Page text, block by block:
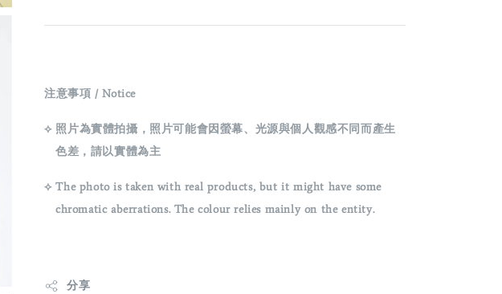
注意事項 / Notice
⟡ 照片為實體拍攝，照片可能會因螢幕、光源與個人觀感不同而產生
色差，請以實體為主
⟡ The photo is taken with real products, but it might have some
chromatic aberrations. The colour relies mainly on the entity.
分享